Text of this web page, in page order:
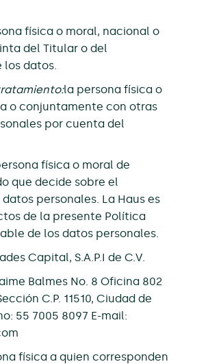
física o moral, nacional o
del Titular o del
los datos.
la persona física o
o conjuntamente con otras
por cuenta del
física o moral de
que decide sobre el
personales. La Haus es
de la presente Política
de los datos personales.
Capital, S.A.P.I de C.V.
Balmes No. 8 Oficina 802
C.P. 11510, Ciudad de
55 7005 8097 E-mail:
física a quien corresponden